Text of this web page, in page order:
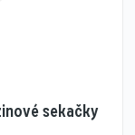
sekačky